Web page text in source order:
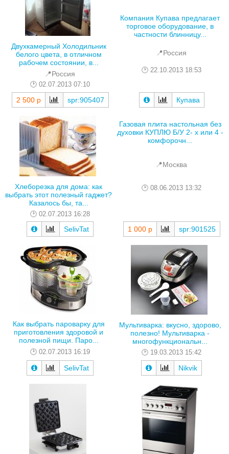
Двухкамерный Холодильник
белого цвета, в отличном
рабочем состоянии, в...
📍Россия
02.07.2013 07:10
2 500 р spr:905407
Компания Купава предлагает
торговое оборудование, в
частности блинницу...
📍Россия
22.10.2013 18:53
Купава
Хлеборезка для дома: как
выбрать этот полезный гаджет?
Казалось бы, та...
02.07.2013 16:28
SelivTat
Газовая плита настольная без
духовки КУПЛЮ Б/У 2- х или 4 -
комфорочн...
📍Москва
08.06.2013 13:32
1 000 р spr:901525
Как выбрать пароварку для
приготовления здоровой и
полезной пищи. Паро...
02.07.2013 16:19
SelivTat
Мультиварка: вкусно, здорово,
полезно! Мультиварка -
многофункциональн...
19.03.2013 15:42
Nikvik